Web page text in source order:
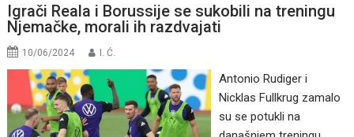
Igrači Reala i Borussije se sukobili na treningu
Njemačke, morali ih razdvajati
10/06/2024 I. Ć.
Antonio Rudiger i
Nicklas Fullkrug zamalo
su se potukli na